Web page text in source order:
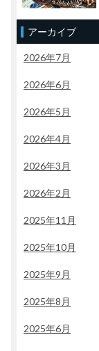
アーカイブ
2026年7月
2026年6月
2026年5月
2026年4月
2026年3月
2026年2月
2025年11月
2025年10月
2025年9月
2025年8月
2025年6月